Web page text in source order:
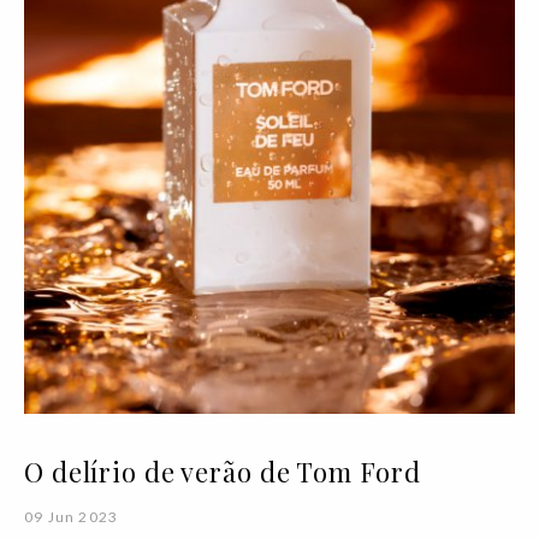
O delírio de verão de Tom Ford
09 Jun 2023